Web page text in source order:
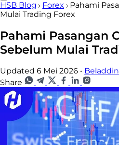
HSB Blog Forex
Pahami
Mulai Trading Forex
Pahami Pasangan
Sebelum Mulai
Updated 6 Mei 2026 •
Share